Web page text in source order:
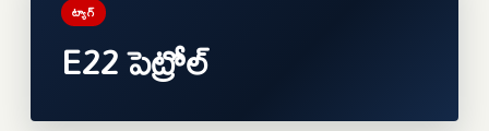
ట్యాగ్
E22 పెట్రోల్